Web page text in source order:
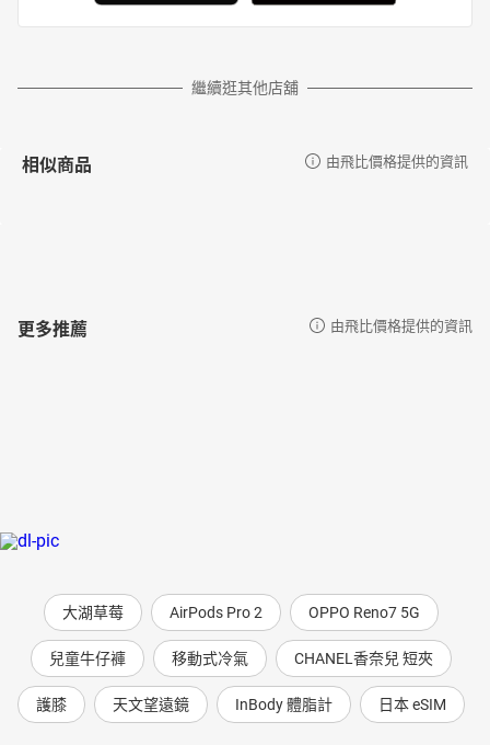
繼續逛其他店舖
相似商品 由飛比價格提供的資訊
更多推薦 由飛比價格提供的資訊
大湖草莓 AirPods Pro 2 OPPO Reno7 5G
兒童牛仔褲 移動式冷氣 CHANEL香奈兒 短夾
護膝 天文望遠鏡 InBody 體脂計 日本 eSIM